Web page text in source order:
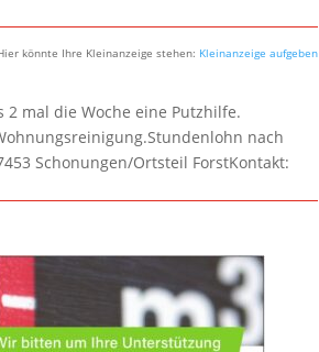
könnte Ihre Kleinanzeige stehen: Kleinanzeige aufgeben
mal die Woche eine Putzhilfe.
nach
Schonungen/Ortsteil ForstKontakt: